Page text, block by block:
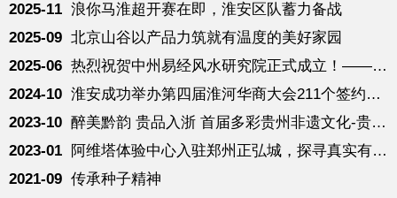
2025-11 浪你马淮超开赛在即，淮安区队蓄力备战
2025-09 北京山谷以产品力筑就有温度的美好家园
2025-06 热烈祝贺中州易经风水研究院正式成立！——让传统智慧照见未来！
2024-10 淮安成功举办第四届淮河华商大会211个签约项目 总投资1486.4亿元
2023-10 醉美黔韵 贵品入浙 首届多彩贵州非遗文化-贵品博览会
2023-01
阿维塔体验中心入驻郑州正弘城，探寻真实有趣的生活方式
2021-09 传承种子精神